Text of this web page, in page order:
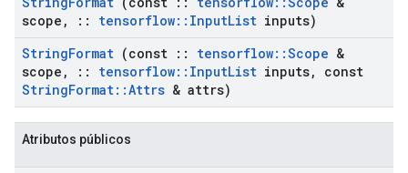
scope , :: tensorflow:: InputList inputs)
StringFormat (const :: tensorflow::Scope &
scope , :: tensorflow:: InputList inputs,
const
StringFormat::Attrs & attrs)
Atributos públicos